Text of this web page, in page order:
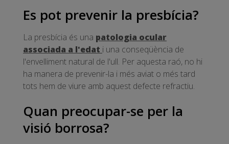
Es pot prevenir la presbícia?
La presbícia és una patologia ocular
associada a l'edat i una conseqüència de
l'envelliment natural de l'ull. Per aquesta raó, no hi
ha manera de prevenir-la i més aviat o més tard
tots hem de viure amb aquest defecte refractiu.
Quan preocupar-se per la
visió borrosa?